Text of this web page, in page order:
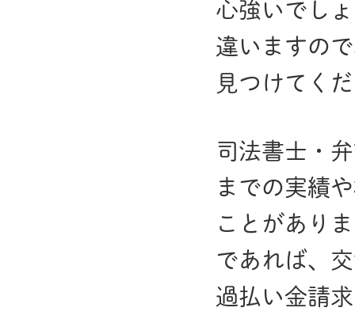
心強いでし
違いますの
見つけてく
司法書士・
までの実績
ことがあり
であれば、
過払い金請